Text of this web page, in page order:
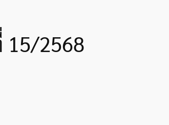
15/2568